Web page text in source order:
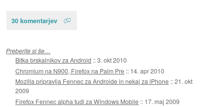
30 komentarjev
Preberite si še…
Bitka brskalnikov za Android ::3. okt 2010
Chromium na N900, Firefox na Palm Pre :: 14. apr 2010
Mozilla pripravlja Fennec za Androide in nekaj za iPhone ::21. okt
2009
Firefox Fennec alpha tudi za Windows Mobile :: 17. maj 2009